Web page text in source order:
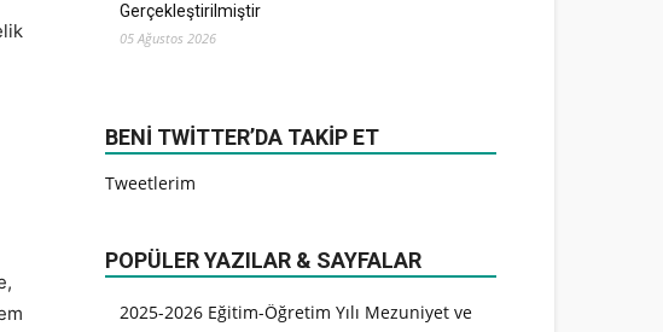
Gerçekleştirilmiştir
05 Ağustos 2026
BENI TWITTER’DA TAKIP ET
Tweetlerim
POPÜLER YAZILAR & SAYFALAR
2025-2026 Eğitim-Öğretim Yılı Mezuniyet ve